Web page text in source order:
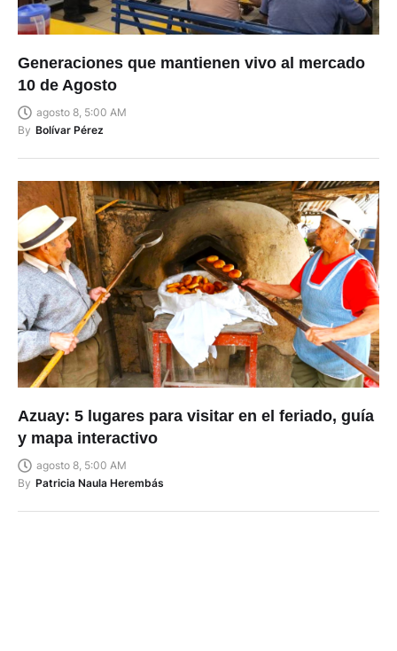
Generaciones que mantienen vivo al mercado
10 de Agosto
agosto 8, 5:00 AM
By Bolívar Pérez
Azuay: 5 lugares para visitar en el feriado, guía
y mapa interactivo
agosto 8, 5:00 AM
By Patricia Naula Herembás